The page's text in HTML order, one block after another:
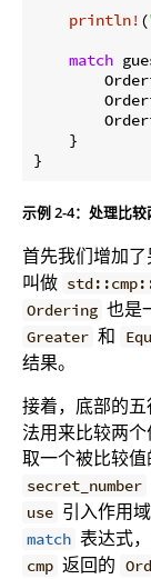
println! (
match
    }
}
示例 2-4：处理比
首先我们增加
叫做
Ordering 也是
Greater 和
结果。
接着，底部的
法用来比较两
取一个被比较
secret_number
use 引入作用
match 表达式
cmp 返回的